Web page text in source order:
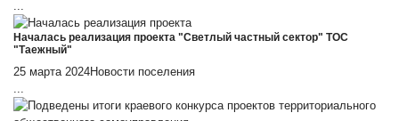
Началась реализация проекта "Светлый частный сектор" ТОС
"Таежный"
25 марта 2024Новости поселения